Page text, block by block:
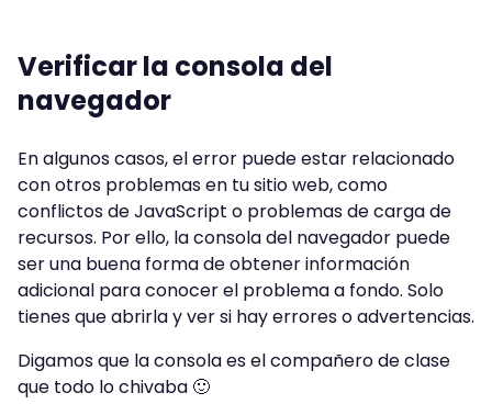
Verificar la consola del
navegador
En algunos casos, el error puede estar relacionado
con otros problemas en tu sitio web, como
conflictos de JavaScript o problemas de carga de
recursos. Por ello, la consola del navegador puede
ser una buena forma de obtener información
adicional para conocer el problema a fondo. Solo
tienes que abrirla y ver si hay errores o advertencias.
Digamos que la consola es el compañero de clase
que todo lo chivaba 🙂